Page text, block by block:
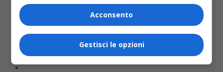
Tweet
Acconsento
Gestisci le opzioni